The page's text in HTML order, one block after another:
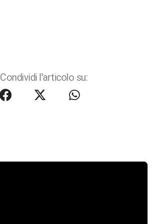
Condividi l'articolo su: